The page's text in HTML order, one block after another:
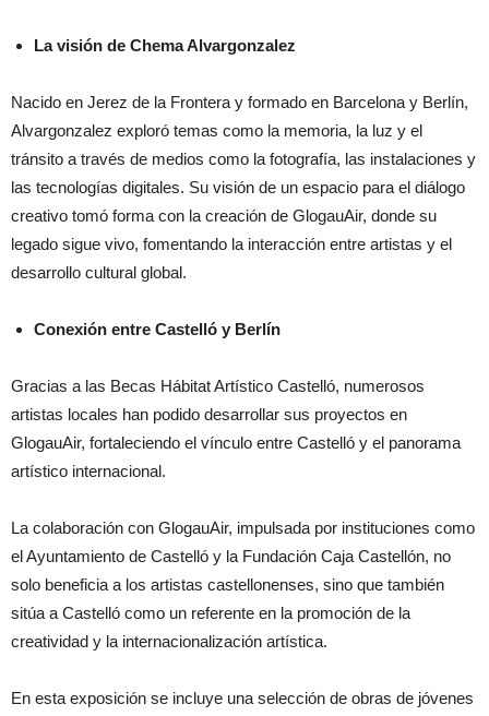
La visión de Chema Alvargonzalez
Nacido en Jerez de la Frontera y formado en Barcelona y Berlín,
Alvargonzalez exploró temas como la memoria, la luz y el
tránsito a través de medios como la fotografía, las instalaciones y
las tecnologías digitales. Su visión de un espacio para el diálogo
creativo tomó forma con la creación de GlogauAir, donde su
legado sigue vivo, fomentando la interacción entre artistas y el
desarrollo cultural global.
Conexión entre Castelló y Berlín
Gracias a las Becas Hábitat Artístico Castelló, numerosos
artistas locales han podido desarrollar sus proyectos en
GlogauAir, fortaleciendo el vínculo entre Castelló y el panorama
artístico internacional.
La colaboración con GlogauAir, impulsada por instituciones como
el Ayuntamiento de Castelló y la Fundación Caja Castellón, no
solo beneficia a los artistas castellonenses, sino que también
sitúa a Castelló como un referente en la promoción de la
creatividad y la internacionalización artística.
En esta exposición se incluye una selección de obras de jóvenes